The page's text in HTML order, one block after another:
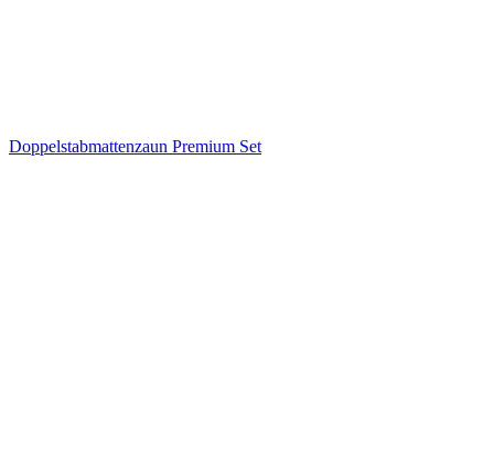
Doppelstabmattenzaun Premium Set